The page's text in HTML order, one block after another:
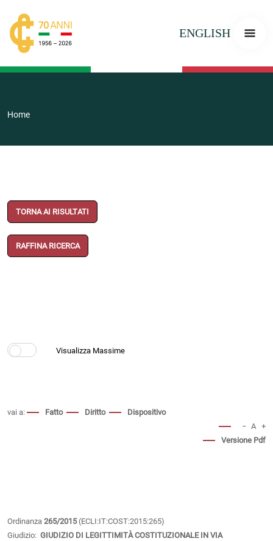
ENGLISH
Home
TORNA AI RISULTATI
RAFFINA RICERCA
vai a: Fatto Diritto
Dispositivo
− A +
Versione Pdf
Ordinanza 265/2015(ECLI:IT:COST:2015:265)
Giudizio: GIUDIZIO DI LEGITTIMITÀ COSTITUZIONALE IN VIA